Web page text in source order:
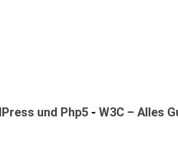
und Php5 -W3C – Alles